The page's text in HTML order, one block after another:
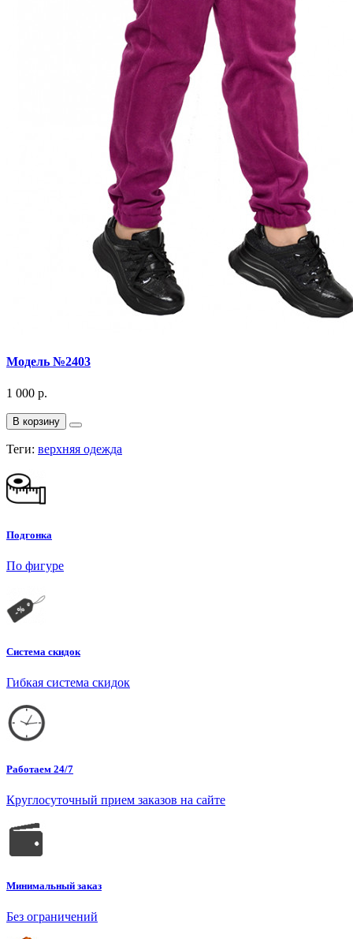
Модель №2403
1 000 р.
В корзину
Теги: верхняя одежда
Подгонка
По фигуре
Система скидок
Гибкая система скидок
Работаем 24/7
Круглосуточный прием заказов на сайте
Минимальный заказ
Без ограничений